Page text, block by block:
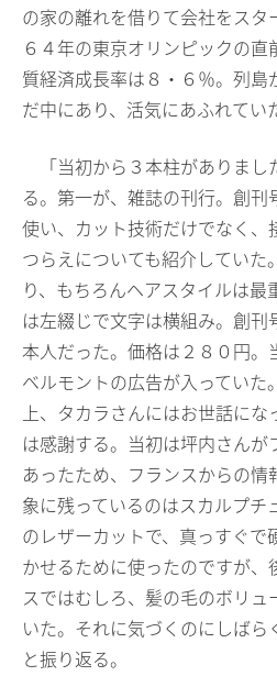
の家の離れを借りて会社をスタ
６４年の東京オリンピックの
質経済成長率は８・６％。列
だ中にあり、活気にあふれてい
「当初から３本柱がありま
る。第一が、雑誌の刊行。創刊
使い、カット技術だけでなく、
つらえについても紹介していた
り、もちろんヘアスタイルは
は左綴じで文字は横組み。創
本人だった。価格は２８０円。
ベルモントの広告が入っていた
上、タカラさんにはお世話に
は感謝する。当初は坪内さん
あったため、フランスからの
象に残っているのはスカルプチ
のレザーカットで、真っすぐ
かせるために使ったのですが
スではむしろ、髪の毛のボリュ
いた。それに気づくのにしばら
と振り返る。